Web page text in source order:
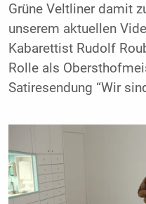
Grüne Veltliner damit
unserem aktuellen
Kabarettist Rudolf
Rolle als
Satiresendung “Wir